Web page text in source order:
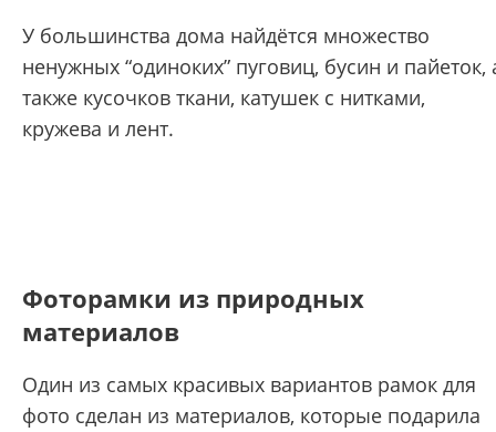
У большинства дома найдётся множество
ненужных “одиноких” пуговиц, бусин и пайеток,
также кусочков ткани, катушек с нитками,
кружева и лент.
Фоторамки из природных
материалов
Один из самых красивых вариантов рамок для
фото сделан из материалов, которые подарила